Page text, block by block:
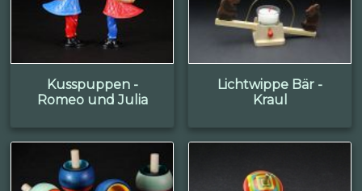
Kusspuppen -
Romeo und Julia
Lichtwippe Bär -
Kraul